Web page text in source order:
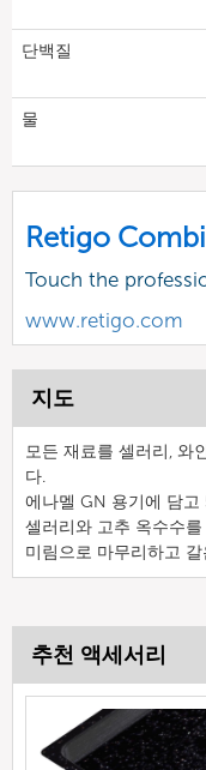
단백질
물
Retigo
Touch the
www.retigo.com
지도
모든 재료를 셀러리, 와
다.
에나멜 GN 용기에 담
셀러리와 고추 옥수수
미림으로 마무리하고
추천 액세서리